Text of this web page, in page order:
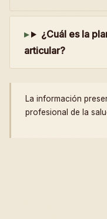
¿Cuál es la
articular?
La información
profesional de la